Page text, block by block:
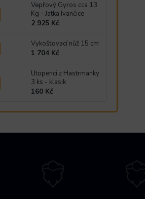
Vepřový Gyros cca 13
Kg - Jatka Ivančice
2 925 Kč
Vykošťovací nůž 15 cm
1 704 Kč
Utopenci z Hastrmanky
3 ks - klasik
160 Kč